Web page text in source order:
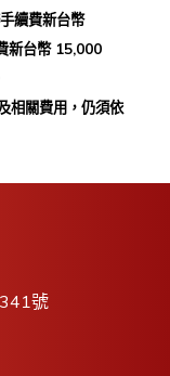
續費新台幣
新台幣 15,000
相關費用， 仍須依
號